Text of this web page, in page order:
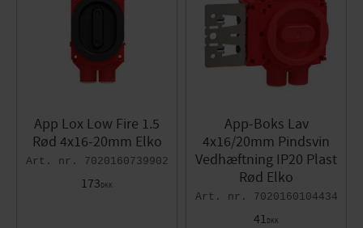
App Lox Low Fire 1.5
Rød 4x16-20mm Elko
7020160739902
173DKK
App-Boks Lav
4x16/20mm Pindsvin
Vedhæftning IP20 Plast
Rød Elko
7020160104434
41DKK